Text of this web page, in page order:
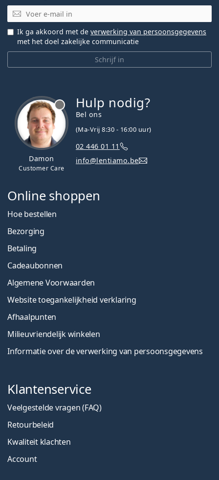
E-mail
Schrijf in
Ik ga akkoord met de verwerking van persoonsgegevens
met het doel zakelijke communicatie
Damon
Customer Care
Hulp nodig?
Bel ons
(Ma-Vrij 8:30 - 16:00 uur)
02 446 01 11
info@lentiamo.be
Online shoppen
Hoe bestellen
Bezorging
Betaling
Cadeaubonnen
Algemene Voorwaarden
Website toegankelijkheid verklaring
Afhaalpunten
Milieuvriendelijk winkelen
Informatie over de verwerking van persoonsgegevens
Klantenservice
Veelgestelde vragen (FAQ)
Retourbeleid
Kwaliteit klachten
Account